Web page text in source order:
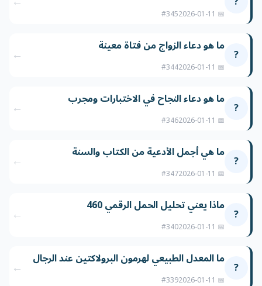
📅 2026-01-11
#345
? ما هو دعاء الزواج من فتاة معينة
📅 2026-01-11
#344
←
? ما هو دعاء النجاح في الاختبارات ومجرب
📅 2026-01-11
#346
←
? ما هي أجمل الأدعية من الكتاب والسنة
📅 2026-01-11
#347
←
? ماذا يعني تحليل الحمل الرقمي 460
📅 2026-01-11
#340
←
? ما المعدل الطبيعي لهرمون البرولاكتين عند الرجال
📅 2026-01-11
#339
←